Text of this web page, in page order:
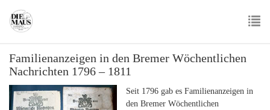
main
Familienanzeigen in den Bremer Wöchentlichen
Nachrichten 1796 – 1811
Seit 1796 gab es Familienanzeigen in
den Bremer Wöchentlichen